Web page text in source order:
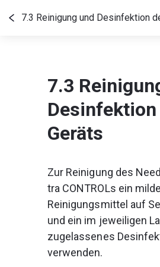
7.3 Reinigung und Desinfektion
7.3
Desinfektion
Geräts
Zur Reinigung des
tra CONTROLs ein
Reinigungsmittel auf
und ein im jeweiligen
zugelassenes
verwenden.